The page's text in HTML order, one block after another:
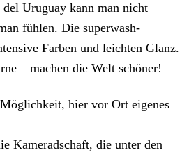
Uruguay kann man nicht
fühlen. Die superwash-
Farben und leichten Glanz.
– machen die Welt schöner!
hier vor Ort eigenes
Kameradschaft, die unter den